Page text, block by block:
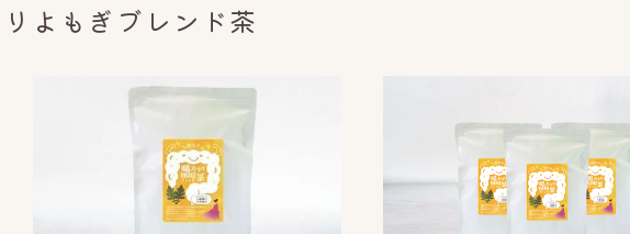
よもぎブレンド茶